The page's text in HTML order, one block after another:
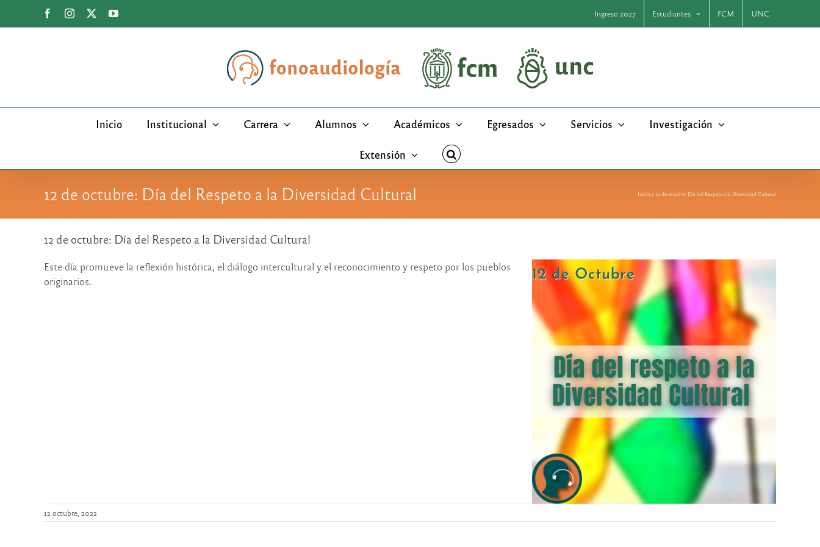
FacebookInstagram YouTube Ingreso 2027 Estudiantes FCM UNC
Inicio Institucional Carrera Alumnos Académicos Egresados Servicios Investigación
Extensión
12 de octubre: Día del Respeto a la Diversidad Cultural Inicio 12 de octubre: Día del Respeto a la Diversidad Cultural
12 de octubre: Día del Respeto a la Diversidad Cultural
Este día promueve la reflexión histórica, el diálogo intercultural y el reconocimiento y respeto por los pueblos
originarios.
12 octubre, 2022